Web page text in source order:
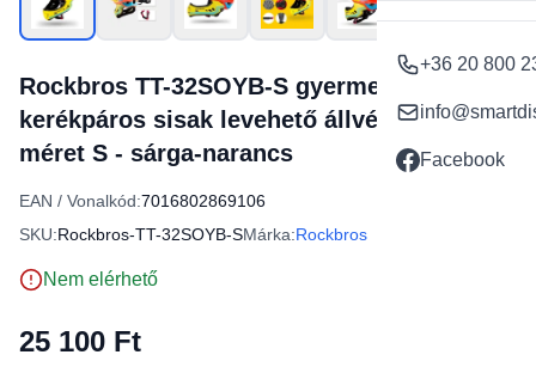
+36 20 800
Facebook
Rockbros TT-32SOYB-S gyermek
kerékpáros sisak levehető állvédővel,
méret S - sárga-narancs
EAN / Vonalkód:7016802869106
SKU:Rockbros-TT-32SOYB-SMárka:Rockbros
Nem elérhető
25 100 Ft